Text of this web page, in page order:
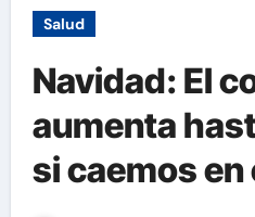
Salud
Navidad: El
aumenta
si caemos en